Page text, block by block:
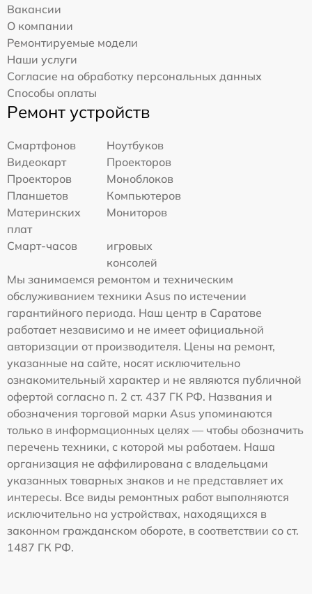
Вакансии
О компании
Ремонтируемые модели
Наши услуги
Согласие на обработку персональных данных
Способы оплаты
Ремонт устройств
Смартфонов
Ноутбуков
Видеокарт
Проекторов
Проекторов
Моноблоков
Планшетов
Компьютеров
Материнских
плат
Мониторов
Смарт-часов
игровых
консолей
Мы занимаемся ремонтом и техническим
обслуживанием техники Asus по истечении
гарантийного периода. Наш центр в Саратове
работает независимо и не имеет официальной
авторизации от производителя. Цены на ремонт,
указанные на сайте, носят исключительно
ознакомительный характер и не являются публичной
офертой согласно п. 2 ст. 437 ГК РФ. Названия и
обозначения торговой марки Asus упоминаются
только в информационных целях — чтобы обозначить
перечень техники, с которой мы работаем. Наша
организация не аффилирована с владельцами
указанных товарных знаков и не представляет их
интересы. Все виды ремонтных работ выполняются
исключительно на устройствах, находящихся в
законном гражданском обороте, в соответствии со ст.
1487 ГК РФ.